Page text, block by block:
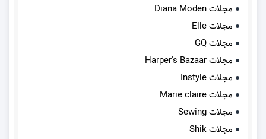
مجلات Diana Moden
مجلات Elle
مجلات GQ
مجلات Harper's Bazaar
مجلات Instyle
مجلات Marie claire
مجلات Sewing
مجلات Shik